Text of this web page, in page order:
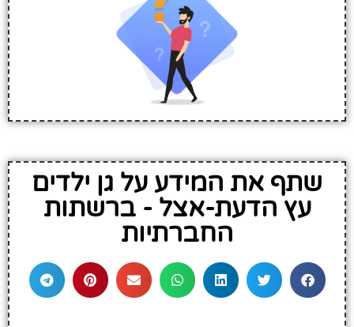
שתף את המידע על גן ילדים
עץ הדעת-אצל - ברשתות
החברתיות